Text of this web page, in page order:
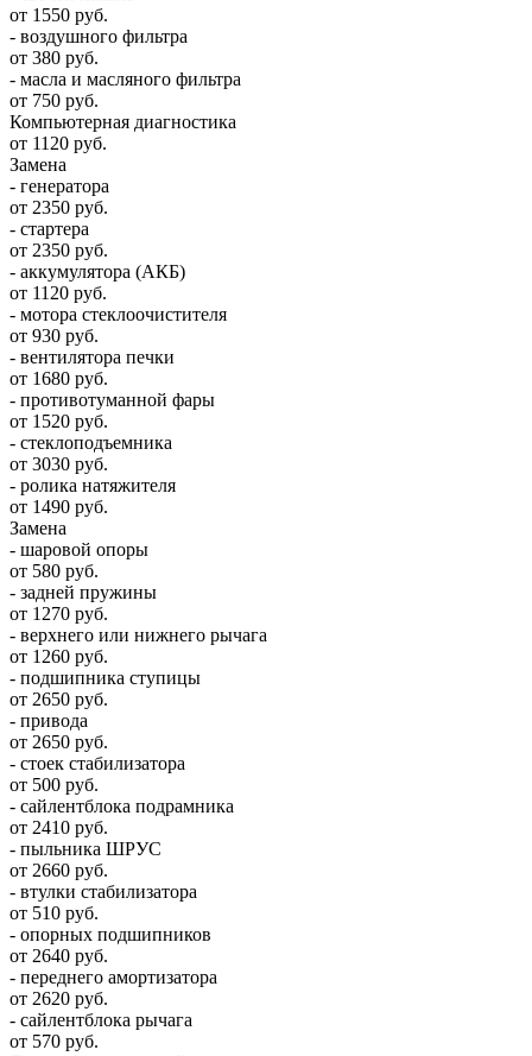
от 1550 руб.
- воздушного фильтра
от 380 руб.
- масла и масляного фильтра
от 750 руб.
Компьютерная диагностика
от 1120 руб.
Замена
- генератора
от 2350 руб.
- стартера
от 2350 руб.
- аккумулятора (АКБ)
от 1120 руб.
- мотора стеклоочистителя
от 930 руб.
- вентилятора печки
от 1680 руб.
- противотуманной фары
от 1520 руб.
- стеклоподъемника
от 3030 руб.
- ролика натяжителя
от 1490 руб.
Замена
- шаровой опоры
от 580 руб.
- задней пружины
от 1270 руб.
- верхнего или нижнего рычага
от 1260 руб.
- подшипника ступицы
от 2650 руб.
- привода
от 2650 руб.
- стоек стабилизатора
от 500 руб.
- сайлентблока подрамника
от 2410 руб.
- пыльника ШРУС
от 2660 руб.
- втулки стабилизатора
от 510 руб.
- опорных подшипников
от 2640 руб.
- переднего амортизатора
от 2620 руб.
- сайлентблока рычага
от 570 руб.